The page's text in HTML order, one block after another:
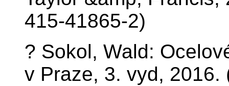
415-41865-2)
? Sokol, Wald:
v Praze, 3. vyd, 2016.